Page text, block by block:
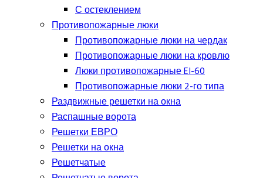
С остеклением
Противопожарные люки
Противопожарные люки на чердак
Противопожарные люки на кровлю
Люки противопожарные EI-60
Противопожарные люки 2-го типа
Раздвижные решетки на окна
Распашные ворота
Решетки ЕВРО
Решетки на окна
Решетчатые